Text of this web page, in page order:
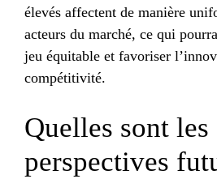
élevés affectent de manière
acteurs du marché, ce qui
jeu équitable et favoriser
compétitivité.
Quelles sont les
perspectives